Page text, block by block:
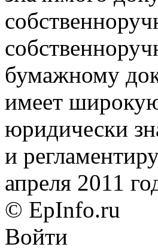
бумажному
имеет
юридически
и
апреля 2011
© EpInfo.ru
Войти